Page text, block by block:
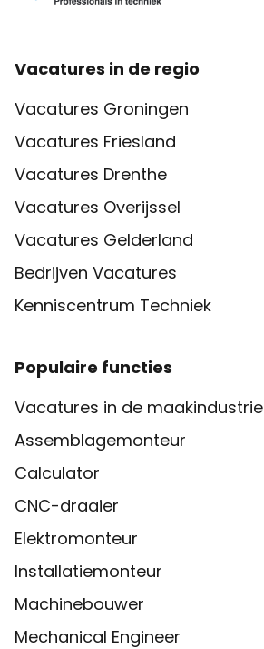
Vacatures in de regio
Vacatures Groningen
Vacatures Friesland
Vacatures Drenthe
Vacatures Overijssel
Vacatures Gelderland
Bedrijven Vacatures
Kenniscentrum Techniek
Populaire functies
Vacatures in de maakindustrie
Assemblagemonteur
Calculator
CNC-draaier
Elektromonteur
Installatiemonteur
Machinebouwer
Mechanical Engineer